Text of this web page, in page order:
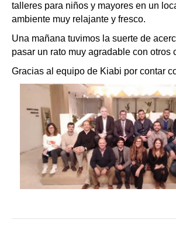
talleres para niños y mayores en un
ambiente muy relajante y fresco.
Una mañana tuvimos la suerte de
pasar un rato muy agradable con otros
Gracias al equipo de Kiabi por contar